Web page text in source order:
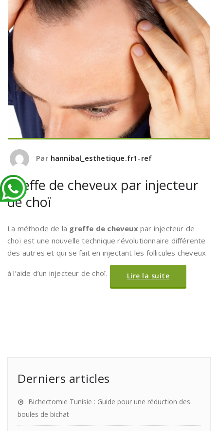
Par hannibal_esthetique.fr1-ref
Greffe de cheveux par injecteur
de choï
La méthode de la greffe de cheveux par injecteur de
choï est une nouvelle technique révolutionnaire différente
des autres et qui se fait en injectant les follicules cheveux
à l’aide d’un injecteur de choï. Lire la suite
Derniers articles
Bichectomie Tunisie : Guide pour une réduction des
boules de bichat